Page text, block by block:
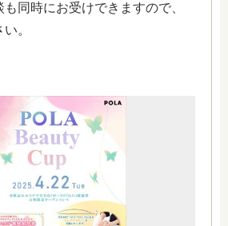
同時にお受けできますので、
。